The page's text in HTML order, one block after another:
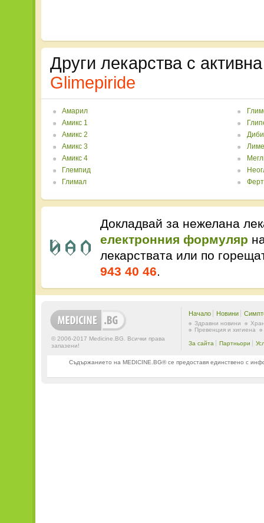
Други лекарства с
Glimepiride
Амарил
Амикс 1
Амикс 2
Амикс 3
Амикс 4
Глемпид
Глимал
Докладвай за нежелана
електронния формуляр
лекарствата или по
943 40 46.
© 2006-2017 Medicine.BG. Всички права
запазени!
Начало Новини
Здравни новини
Превенция и хигиена
За сайта Партньори
Съдържанието на MEDICINE.BG® се предоставя единствено с